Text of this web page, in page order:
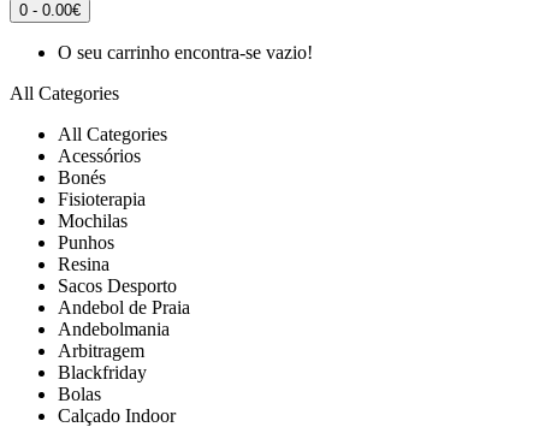
0 - 0.00€
O seu carrinho encontra-se vazio!
All Categories
All Categories
Acessórios
Bonés
Fisioterapia
Mochilas
Punhos
Resina
Sacos Desporto
Andebol de Praia
Andebolmania
Arbitragem
Blackfriday
Bolas
Calçado Indoor